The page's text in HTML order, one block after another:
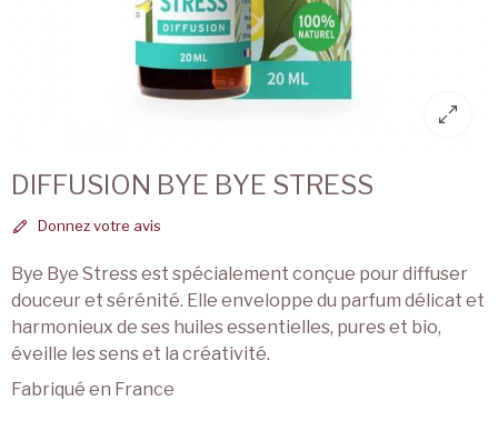
DIFFUSION BYE BYE STRESS
Donnez votre avis
Bye Bye Stress est spécialement conçue pour diffuser
douceur et sérénité. Elle enveloppe du parfum délicat et
harmonieux de ses huiles essentielles, pures et bio,
éveille les sens et la créativité.
Fabriqué en France